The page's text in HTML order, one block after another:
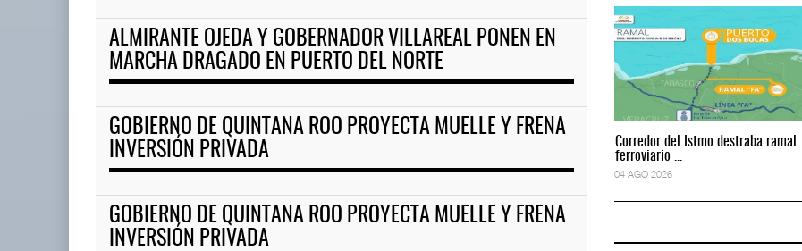
ALMIRANTE OJEDA Y GOBERNADOR VILLAREAL PONEN EN
MARCHA DRAGADO EN PUERTO DEL NORTE
GOBIERNO DE QUINTANA ROO PROYECTA MUELLE Y FRENA
INVERSIÓN PRIVADA
GOBIERNO DE QUINTANA ROO PROYECTA MUELLE Y FRENA
INVERSIÓN PRIVADA
Corredor del Istmo destraba ramal
ferroviario ...
04 AGO 2026 04 AGO 2026
Corredor del Istmo destraba ramal
ferroviario ...
04 AGO 2026
TMAZ eleva 77% movimiento portuario y servicios
05 AGO 2026
TMAZ eleva 77% movimiento portuario y servicios